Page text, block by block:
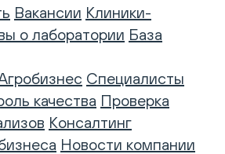
Вакансии Клиники-
о лаборатории База
Специалисты
качества Проверка
Консалтинг
Новости компании